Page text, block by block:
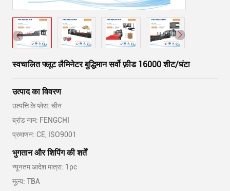
स्वचालित फ्लूट लैमिनेटर बुद्धिमान सर्वो फ़ीड 16000 शीट/घंटा
उत्पाद का विवरण
उत्पत्ति के प्लेस: चीन
ब्रांड नाम: FENGCHI
प्रमाणन: CE, ISO9001
भुगतान और शिपिंग की शर्तें
न्यूनतम आदेश मात्रा: 1pc
मूल्य: TBA